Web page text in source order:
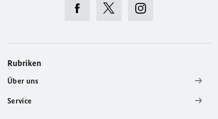
Rubriken
Über uns
Service